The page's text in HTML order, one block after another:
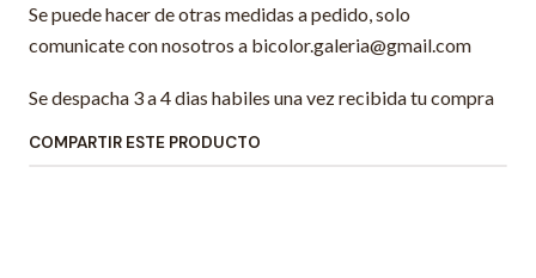
Se puede hacer de otras medidas a pedido, solo
comunicate con nosotros a bicolor.galeria@gmail.com
Se despacha 3 a 4 dias habiles una vez recibida tu compra
COMPARTIR ESTE PRODUCTO